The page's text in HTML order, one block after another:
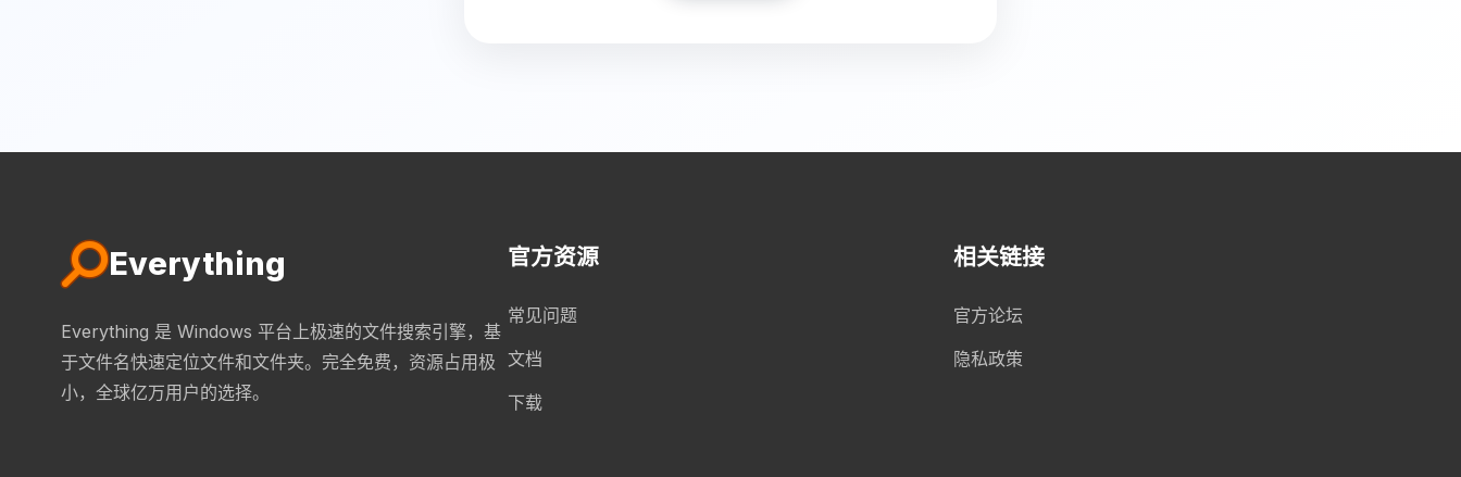
Everything
Everything 是 Windows 平台上极速的文件搜索引擎，基
于文件名快速定位文件和文件夹。完全免费，资源占用极
小，全球亿万用户的选择。
官方资源
常见问题
文档
下载
相关链接
官方论坛
隐私政策